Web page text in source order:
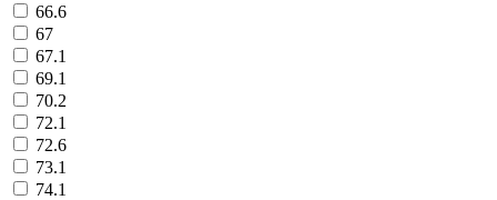
66.6
67
67.1
69.1
70.2
72.1
72.6
73.1
74.1